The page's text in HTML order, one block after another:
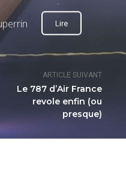
ARTICLE SUIVANT
Le 787 d’Air France
revole enfin (ou
presque)
Lire